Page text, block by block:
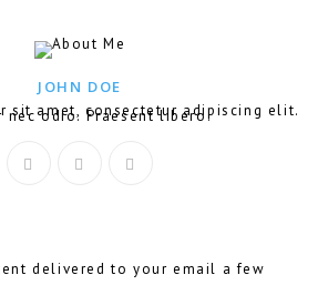
JOHN DOE
sit amet, consectetur adipiscing elit.
nec odio. Praesent libero.
delivered to your email a few